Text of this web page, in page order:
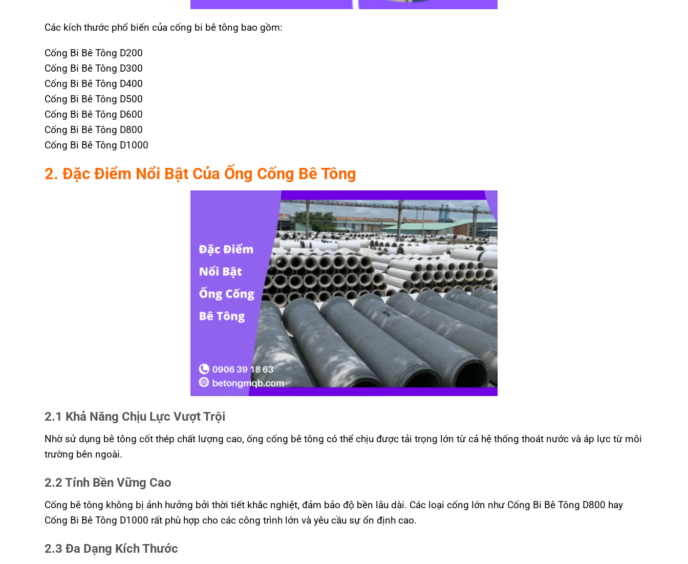
Các kích thước phổ biến của cống bi bê tông bao gồm:
Cống Bi Bê Tông D200
Cống Bi Bê Tông D300
Cống Bi Bê Tông D400
Cống Bi Bê Tông D500
Cống Bi Bê Tông D600
Cống Bi Bê Tông D800
Cống Bi Bê Tông D1000
2. Đặc Điểm Nổi Bật Của Ống Cống Bê Tông
2.1 Khả Năng Chịu Lực Vượt Trội
Nhờ sử dụng bê tông cốt thép chất lượng cao, ống cống bê tông có thể chịu được tải trọng lớn từ cả hệ thống thoát nước và áp lực từ môi
trường bên ngoài.
2.2 Tính Bền Vững Cao
Cống bê tông không bị ảnh hưởng bởi thời tiết khắc nghiệt, đảm bảo độ bền lâu dài. Các loại cống lớn như Cống Bi Bê Tông D800 hay
Cống Bi Bê Tông D1000 rất phù hợp cho các công trình lớn và yêu cầu sự ổn định cao.
2.3 Đa Dạng Kích Thước